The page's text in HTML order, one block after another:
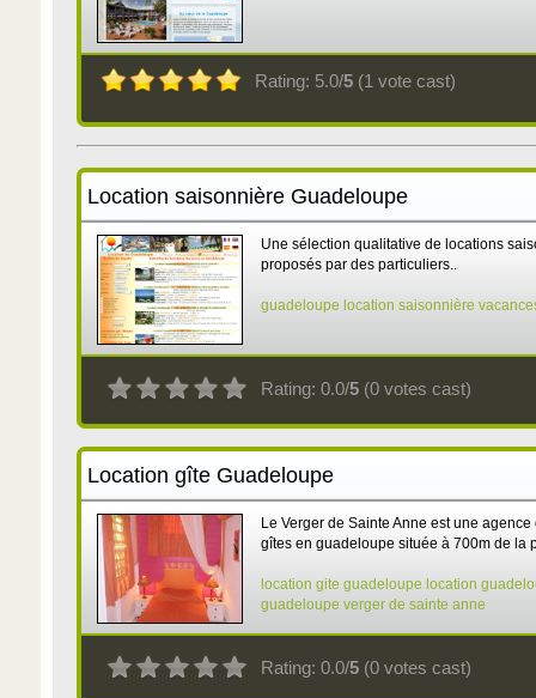
Rating: 5.0/5 (1 vote cast)
Location saisonnière Guadeloupe
Une sélection qualitative de locations
proposés par des particuliers..
guadeloupe location saisonnière
Rating: 0.0/5 (0 votes cast)
Location gîte Guadeloupe
Le Verger de Sainte Anne est une
gîtes en guadeloupe située à 700m de la
location gite guadeloupe location
guadeloupe verger de sainte anne
Rating: 0.0/5 (0 votes cast)